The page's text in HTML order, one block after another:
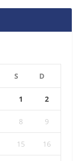
S D
1 2
8 9
15 16